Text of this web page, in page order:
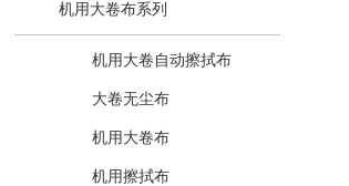
机用大卷布系列
机用大卷自动擦拭布
大卷无尘布
机用大卷布
机用擦拭布